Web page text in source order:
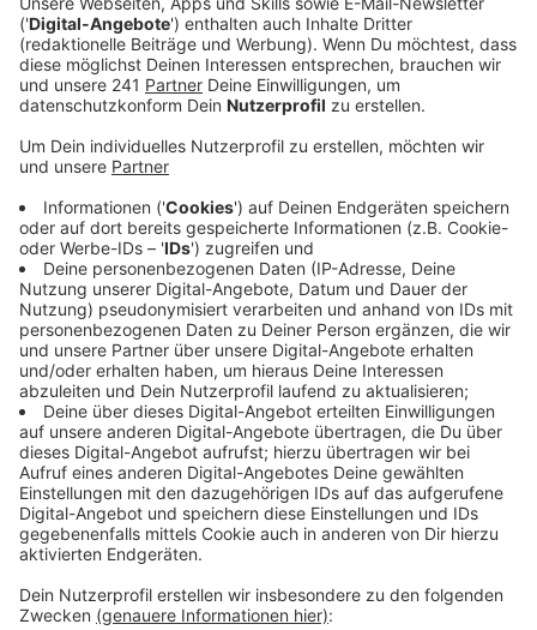
Anzeige
Anzeige
Im August startet eine neue Selbsthilfegruppe für
Frauen im Autismus-Spektrum. Dort sind auch alle
willkommen, die zum Beispiel ADHS haben, also mit
Aufmerksamkeitsprobleme zu kämpfen haben oder
hyperaktiv sind. Die Treffen werden jeden dritten
Mittwoch im Monat zwischen 19 und 21 Uhr
stattfinden. Alle Infos zum neuen Angebot der
Beratungsstelle findet ihr hier.
Anzeige
Weitere Meldungen aus Leverkusen
Anzeige